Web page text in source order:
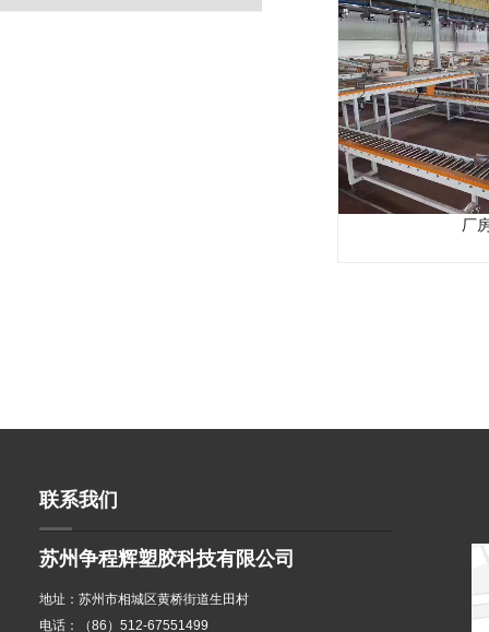
厂
联系我们
苏州争程辉塑胶科技有限公司
地址：苏州市相城区黄桥街道生田村
电话：（86）512-67551499